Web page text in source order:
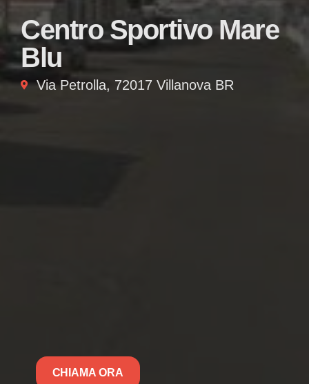
Centro Sportivo Mare
Blu
Via Petrolla, 72017 Villanova BR
CHIAMA ORA